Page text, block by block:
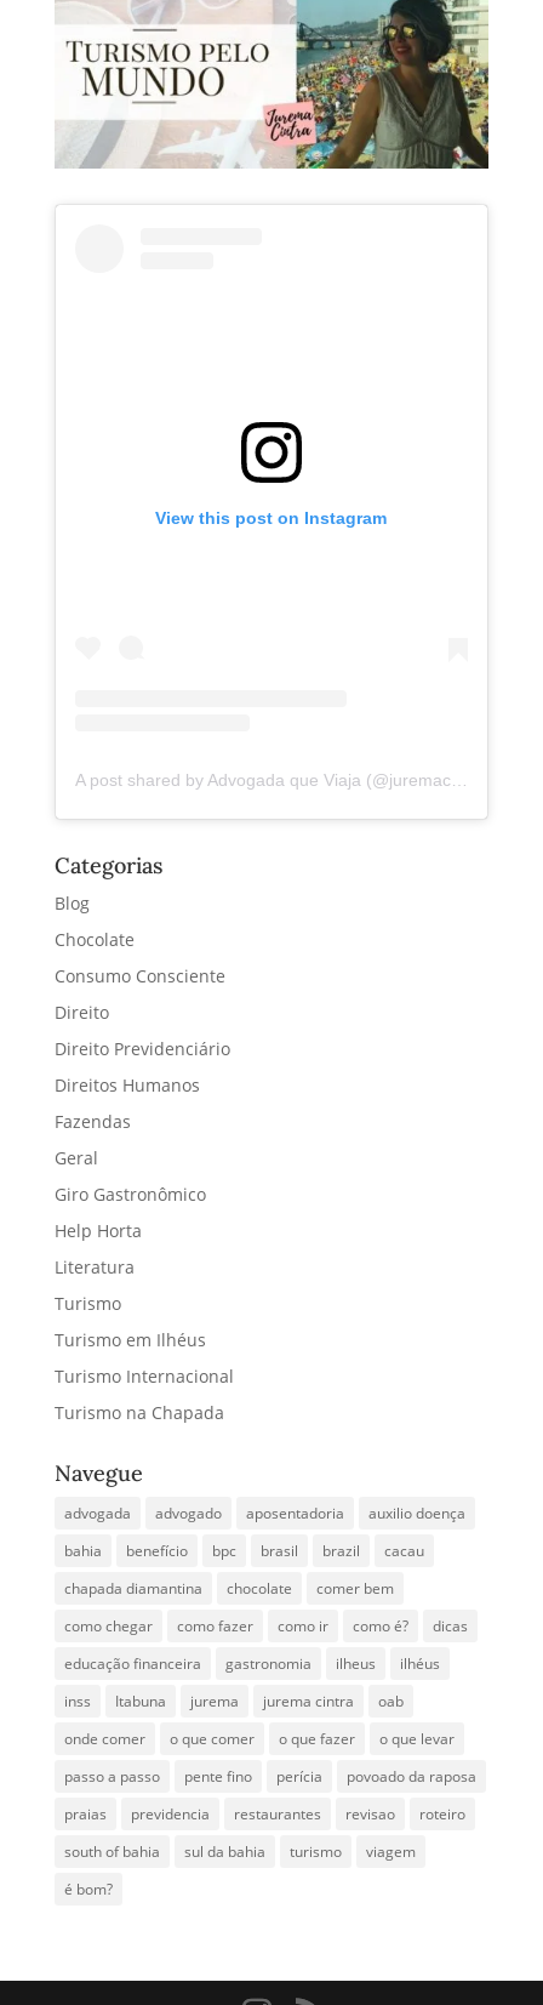
View this post on Instagram
A post shared by Advogada que Viaja (@juremacintra)
Categorias
Blog
Chocolate
Consumo Consciente
Direito
Direito Previdenciário
Direitos Humanos
Fazendas
Geral
Giro Gastronômico
Help Horta
Literatura
Turismo
Turismo em Ilhéus
Turismo Internacional
Turismo na Chapada
Navegue
advogada advogado aposentadoria
auxilio doença
bahia
benefício bpc brasil brazil
cacau
chapada diamantina
chocolate
comer bem
como chegar
como fazer como ir como é?
dicas
educação financeira
gastronomia ilheus
ilhéus
inss
Itabuna jurema jurema cintra
oab
onde comer
o que comer o que fazer
o que levar
passo a passo
pente fino perícia
povoado da raposa
praias
previdencia restaurantes revisao
roteiro
south of bahia
sul da bahia turismo
viagem
é bom?